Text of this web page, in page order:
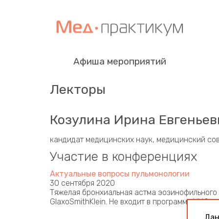
Афиша мероприятий
Лекторы
Козулина Ирина
кандидат медицинских наук, медицинский
Участие в конференциях
Актуальные вопросы пульмонологии
30 сентября 2020
Тяжелая бронхиальная астма
GlaxoSmithKlein. Не входит в программу НМО